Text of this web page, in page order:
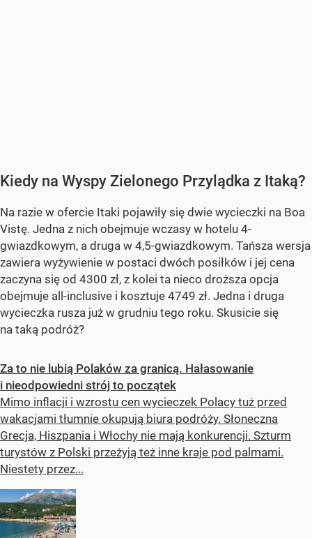
Kiedy na Wyspy Zielonego Przylądka z Itaką?
Na razie w ofercie Itaki pojawiły się dwie wycieczki na Boa
Vistę. Jedna z nich obejmuje wczasy w hotelu 4-
gwiazdkowym, a druga w 4,5-gwiazdkowym. Tańsza wersja
zawiera wyżywienie w postaci dwóch posiłków i jej cena
zaczyna się od 4300 zł, z kolei ta nieco droższa opcja
obejmuje all-inclusive i kosztuje 4749 zł. Jedna i druga
wycieczka rusza już w grudniu tego roku. Skusicie się
na taką podróż?
Za to nie lubią Polaków za granicą. Hałasowanie
i nieodpowiedni strój to początek
Mimo inflacji i wzrostu cen wycieczek Polacy tuż przed
wakacjami tłumnie okupują biura podróży. Słoneczna
Grecja, Hiszpania i Włochy nie mają konkurencji. Szturm
turystów z Polski przeżyją też inne kraje pod palmami.
Niestety przez...